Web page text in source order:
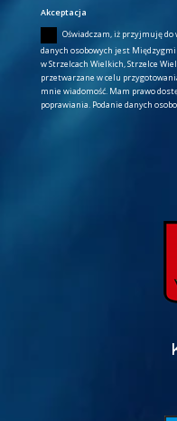
Akceptacja
Oświadczam, iż przyjmuję
danych osobowych jest
w Strzelcach Wielkich, Strzelce
przetwarzane w celu
mnie wiadomość. Mam prawo
poprawiania. Podanie danych